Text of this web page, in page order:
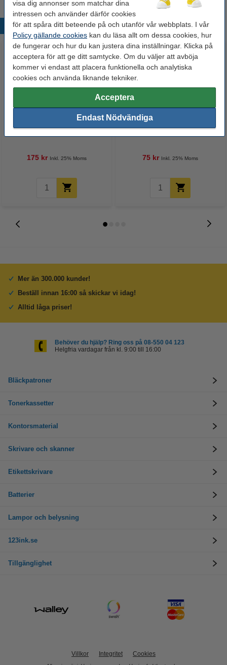
visa dig annonser som matchar dina
intressen och använder därför cookies
för att spåra ditt beteende på och utanför vår webbplats. I vår
Policy gällande cookies kan du läsa allt om dessa cookies, hur
de fungerar och hur du kan justera dina inställningar. Klicka på
acceptera för att ge ditt samtycke. Om du väljer att avböja
kommer vi endast att placera funktionella och analytiska
cookies och använda liknande tekniker.
Acceptera
Endast Nödvändiga
Populära produkter
123ink Xtreme Power MN1500
175 kr Inkl. 25% Moms
123ink Xtreme Power CR2032
75 kr Inkl. 25% Moms
Mer än 300.000 kunder!
Beställ innan 16:00 så skickar vi idag!
Alltid låga priser!
Behöver du hjälp? Ring oss på 08-550 04 123
Helgfria vardagar från kl. 9:00 till 16:00
Bläckpatroner
Tonerkassetter
Kontorsmaterial
Skrivare och skanner
Etikettskrivare
Batterier
Lampor och belysning
123ink.se
Tillgänglighet
Villkor Integritet Cookies